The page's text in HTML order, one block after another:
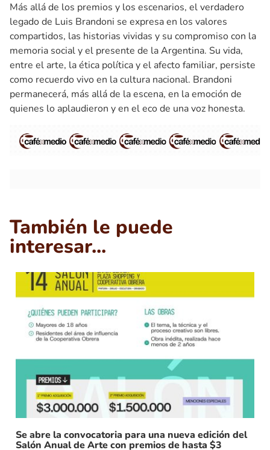
Más allá de los premios y los escenarios, el verdadero
legado de Luis Brandoni se expresa en los valores
compartidos, las historias vividas y su compromiso con la
memoria social y el presente de la Argentina. Su vida,
entre el arte, la ética política y el afecto familiar, persiste
como recuerdo vivo en la cultura nacional. Brandoni
permanecerá, más allá de la escena, en la emoción de
quienes lo aplaudieron y en el eco de una voz honesta.
También le puede
interesar...
Se abre la convocatoria para una nueva edición del
Salón Anual de Arte con premios de hasta $3